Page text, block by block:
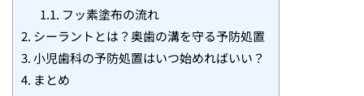
1.1. フッ素塗布の流れ
2. シーラントとは？奥歯の溝を守る予防処置
3.小児歯科の予防処置はいつ始めればいい？
4. まとめ